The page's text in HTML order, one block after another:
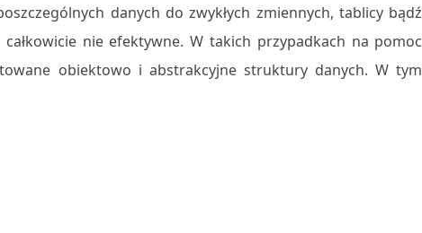
danych do zwykłych zmiennych, tablicy bądź
nie efektywne. W takich przypadkach na pomoc
obiektowo i abstrakcyjne struktury danych. W tym